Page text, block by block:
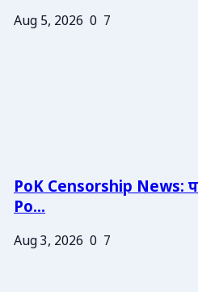
Aug 5, 2026 0 7
PoK Censorship News:
Po...
Aug 3, 2026 0 7